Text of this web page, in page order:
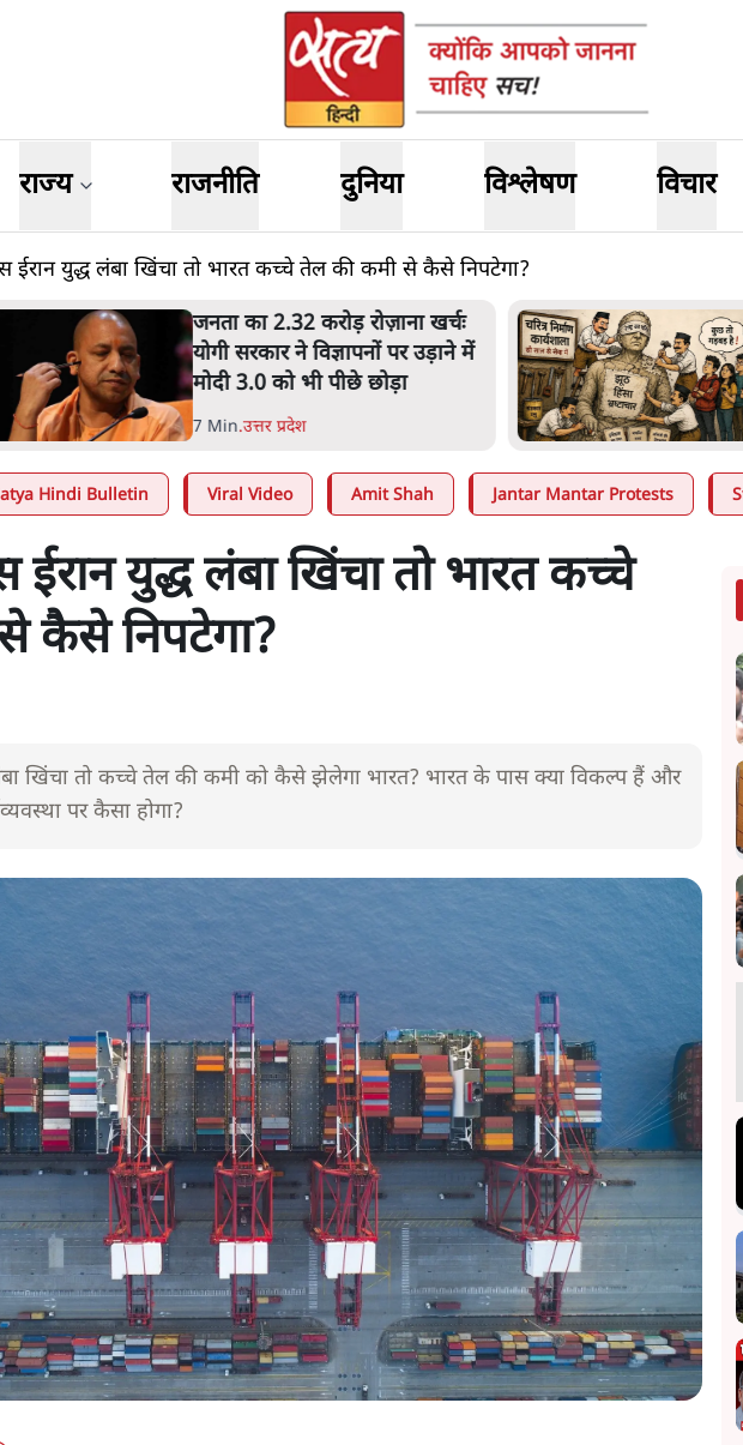
राज्य राजनीति दुनिया विश्लेषण विचार
ईरान युद्ध लंबा खिंचा तो भारत कच्चे तेल की कमी से कैसे निपटेगा?
जनता का 2.32 करोड़ रोज़ाना खर्चः
योगी सरकार ने विज्ञापनों पर उड़ाने में
मोदी 3.0 को भी पीछे छोड़ा
7 Min.उत्तर प्रदेश
Hindi Bulletin Viral Video Amit Shah Jantar Mantar Protests
युद्ध लंबा खिंचा तो भारत कच्चे
कैसे निपटेगा?
खिंचा तो कच्चे तेल की कमी को कैसे झेलेगा भारत? भारत के पास क्या विकल्प हैं और
पर कैसा होगा?